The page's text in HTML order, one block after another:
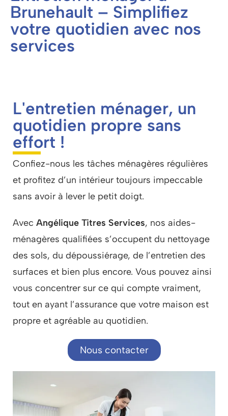
Brunehault – Simplifiez
votre quotidien avec nos
services
L'entretien ménager, un
quotidien propre sans
effort !
Confiez-nous les tâches ménagères régulières
et profitez d’un intérieur toujours impeccable
sans avoir à lever le petit doigt.
Avec Angélique Titres Services, nos aides-
ménagères qualifiées s’occupent du nettoyage
des sols, du dépoussiérage, de l’entretien des
surfaces et bien plus encore. Vous pouvez ainsi
vous concentrer sur ce qui compte vraiment,
tout en ayant l’assurance que votre maison est
propre et agréable au quotidien.
Nous contacter